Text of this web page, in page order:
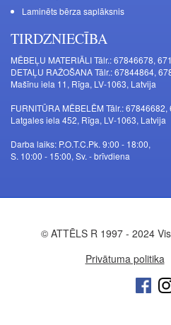
Laminēts bērza saplāksnis
TIRDZNIECĪBA
MĒBEĻU MATERIĀLI Tālr.: 67846678,
DETAĻU RAŽOŠANA Tālr.: 67844864,
Mašīnu iela 11, Rīga, LV-1063, Latvija
FURNITŪRA MĒBELĒM Tālr.:
Latgales iela 452, Rīga, LV-1063, Latvija
Darba laiks: P.O.T.C.Pk. 9:00 - 18:00,
S. 10:00 - 15:00, Sv. - brīvdiena
© ATTĒLS R 1997 - 2024
Privātuma politika